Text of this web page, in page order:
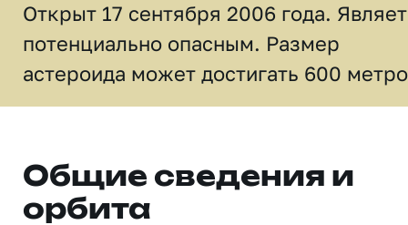
Открыт 17 сентября 2006 года.
потенциально опасным. Размер
астероида может достигать 600
Общие сведения и
орбита